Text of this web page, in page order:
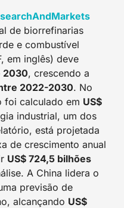
de biorrefinarias
e combustível
em inglês) deve
2030, crescendo a
2022-2030. No
foi calculado em US$
industrial, um dos
está projetada
de crescimento anual
US$ 724,5 bilhões
A China lidera o
previsão de
alcançando US$